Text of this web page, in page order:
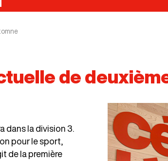
de
dans la division 3.
pour le sport,
de la première